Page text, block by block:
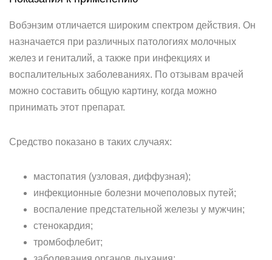
Вобэнзим отличается широким спектром действия. Он
назначается при различных патологиях молочных
желез и гениталий, а также при инфекциях и
воспалительных заболеваниях. По отзывам врачей
можно составить общую картину, когда можно
принимать этот препарат.
Средство показано в таких случаях:
мастопатия (узловая, диффузная);
инфекционные болезни мочеполовых путей;
воспаление предстательной железы у мужчин;
стенокардия;
тромбофлебит;